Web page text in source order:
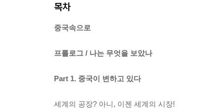
목차
중국속으로
프롤로그 / 나는 무엇을 보았나
Part 1. 중국이 변하고 있다
세계의 공장? 아니, 이젠 세계의 시장!